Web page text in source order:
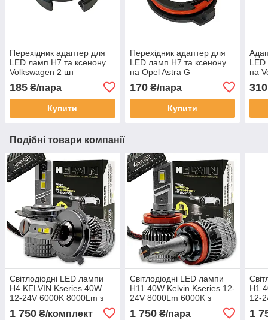
Перехідник адаптер для
LED ламп Н7 та ксенону
Volkswagen 2 шт
185 ₴/пара
Купити
Перехідник адаптер для
LED ламп Н7 та ксенону
на Opel Astra G
170₴/пара
Купити
на
310
Подібні товари компанії
Світлодіодні LED лампи
H4 KELVIN Kseries 40W
12-24V 6000K 8000Lm з
1 750 ₴/комплект
Світлодіодні LED лампи
H11 40W Kelvin Kseries 12-
24V 8000Lm 6000K з
1 750₴/пара
H1
12-
1